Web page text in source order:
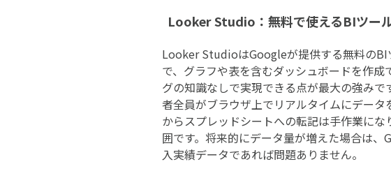
Looker Studio：無料で使えるBIツー
Looker StudioはGoogleが提供する無料のBI
で、グラフや表を含むダッシュボードを作
グの知識なしで実現できる点が最大の強み
者全員がブラウザ上でリアルタイムにデー
からスプレッドシートへの転記は手作業に
囲です。将来的にデータ量が増えた場合は
入実績データであれば問題ありません。